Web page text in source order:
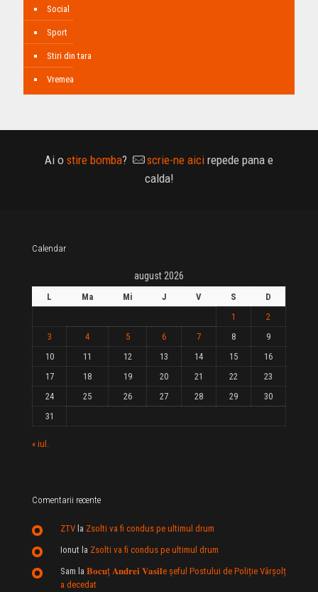
Social
Sport
Stiri din tara
Vremea
Ai o stire bomba? scrie-ne aici repede pana e
calda!
Calendar
august 2026
L Ma Mi J V S
D
1
2
3
4 5 6 7 8
9
10
11 12 13 14 15
16
17
18 19 20 21 22
23
24
25 26 27 28 29
30
31
« iul.
Comentarii recente
ZTV la Zsolti va fi condus pe ultimul drum
Ionut la Zsolti va fi condus pe ultimul drum
Sam la 𝐁𝐨𝐜𝐮ț 𝐀𝐧𝐝𝐫𝐞𝐢 𝐕𝐚𝐬𝐢𝐥e şeful Postului de Poliție Vârșolț
a decedat